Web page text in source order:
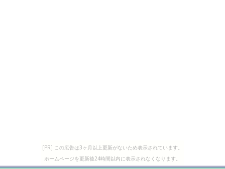
[PR] この広告は3ヶ月以上更新がないため表示されています。
ホームページを更新後24時間以内に表示されなくなります。